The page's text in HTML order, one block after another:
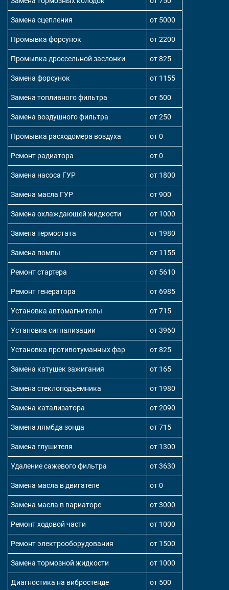
Замена сцепления от 5000
Промывка форсунок от 2200
Промывка дроссельной заслонки от 825
Замена форсунок от 1155
Замена топливного фильтра от 500
Замена воздушного фильтра от 250
Промывка расходомера воздуха от 0
Ремонт радиатора от 0
Замена насоса ГУР от 1800
Замена масла ГУР от 900
Замена охлаждающей жидкости от 1000
Замена термостата от 1980
Замена помпы от 1155
Ремонт стартера от 5610
Ремонт генератора от 6985
Установка автомагнитолы от 715
Установка сигнализации от 3960
Установка противотуманных фар от 825
Замена катушек зажигания от 165
Замена стеклоподъемника от 1980
Замена катализатора от 2090
Замена лямбда зонда от 715
Замена глушителя от 1300
Удаление сажевого фильтра от 3630
Замена масла в двигателе от 0
Замена масла в вариаторе от 3000
Ремонт ходовой части от 1000
Ремонт электрооборудования от 1500
Замена тормозной жидкости от 1000
Диагностика на вибростенде от 500